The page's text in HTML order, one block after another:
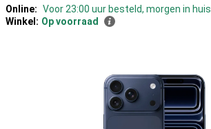
Online: Voor 23:00 uur besteld, morgen in huis
Winkel: Op voorraad